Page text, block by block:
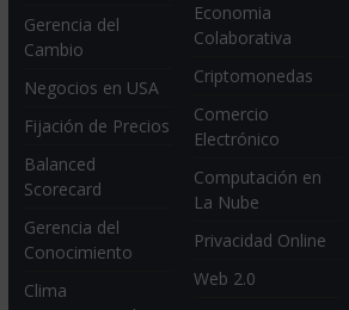
Gerencia del
Cambio
Negocios en USA
Fijación de Precios
Balanced
Scorecard
Gerencia del
Conocimiento
Clima
Economia
Colaborativa
Criptomonedas
Comercio
Electrónico
Computación en
La Nube
Privacidad Online
Web 2.0